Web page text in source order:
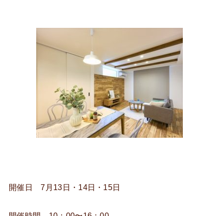
開催日 7月13日・14日・15日